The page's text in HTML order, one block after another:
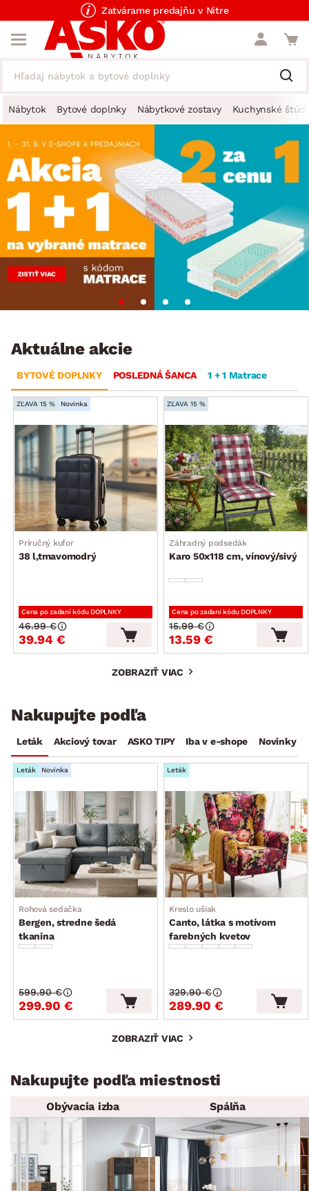
Zatvárame predajňu v Nitre
Nábytok Bytové doplnky Nábytkové zostavy Kuchynské
Aktuálne akcie
BYTOVÉ DOPLNKY POSLEDNÁ ŠANCA 1 + 1 Matrace
ZĽAVA 15 % Novinka
Príručný kufor
38 l,tmavomodrý
Cena po zadaní kódu DOPLNKY
39.94 €
46.99 €
ZĽAVA 15 %
Záhradný podsedák
Karo 50x118 cm, vínový/sivý
Cena po zadaní kódu DOPLNKY
13.59 €
15.99 €
ZOBRAZIŤ VIAC
Nakupujte podľa
Leták Akciový tovar ASKO TIPY Iba v e-shope Novinky
Leták Novinka
Rohová sedačka
Bergen, stredne šedá
tkanina
299.90 €
599.90 €
Leták
Kreslo ušiak
Canto, látka s motívom
farebných kvetov
289.90 €
329.90 €
ZOBRAZIŤ VIAC
Nakupujte podľa miestnosti
Obývacia izba Spálňa